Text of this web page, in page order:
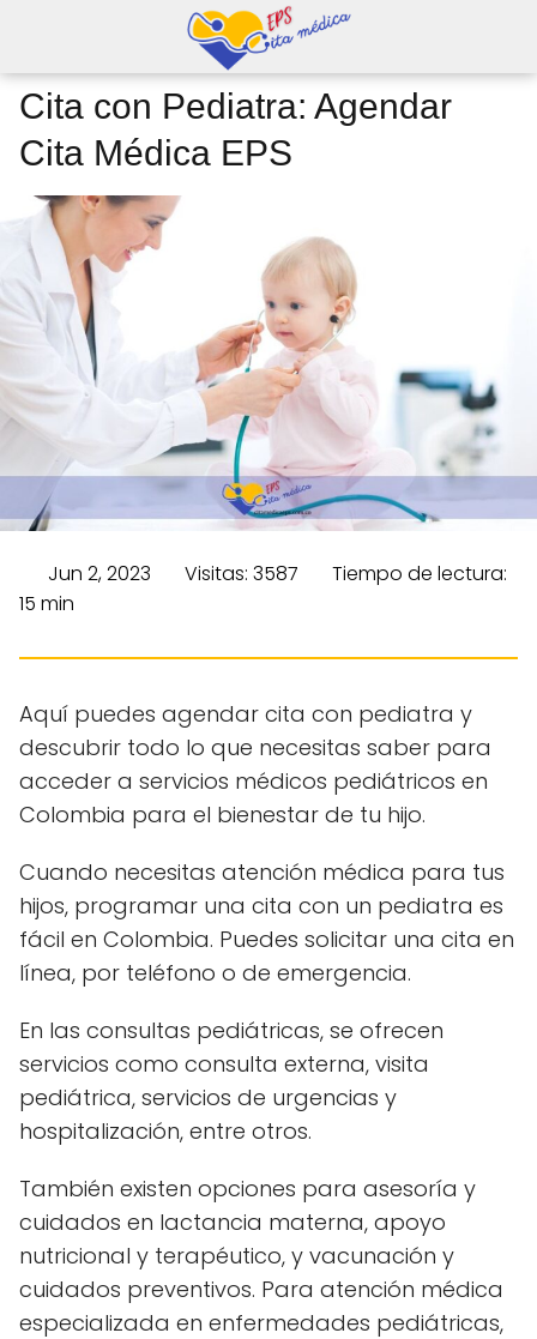
Cita con Pediatra: Agendar
Cita Médica EPS
Jun 2, 2023 Visitas: 3587
Tiempo de lectura:
15 min
Aquí puedes agendar cita con pediatra y
descubrir todo lo que necesitas saber para
acceder a servicios médicos pediátricos en
Colombia para el bienestar de tu hijo.
Cuando necesitas atención médica para tus
hijos, programar una cita con un pediatra es
fácil en Colombia. Puedes solicitar una cita en
línea, por teléfono o de emergencia.
En las consultas pediátricas, se ofrecen
servicios como consulta externa, visita
pediátrica, servicios de urgencias y
hospitalización, entre otros.
También existen opciones para asesoría y
cuidados en lactancia materna, apoyo
nutricional y terapéutico, y vacunación y
cuidados preventivos. Para atención médica
especializada en enfermedades pediátricas,